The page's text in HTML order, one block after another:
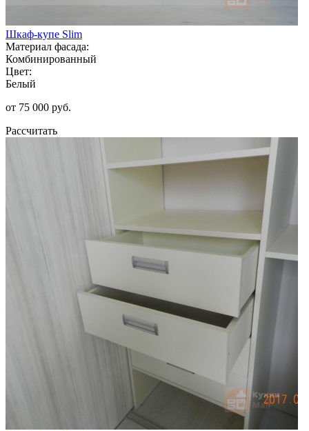
Шкаф-купе Slim
Материал фасада:
Комбинированный
Цвет:
Белый
от 75 000 руб.
Рассчитать